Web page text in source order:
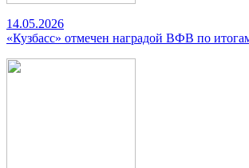
14.05.2026
«Кузбасс» отмечен наградой ВФВ по